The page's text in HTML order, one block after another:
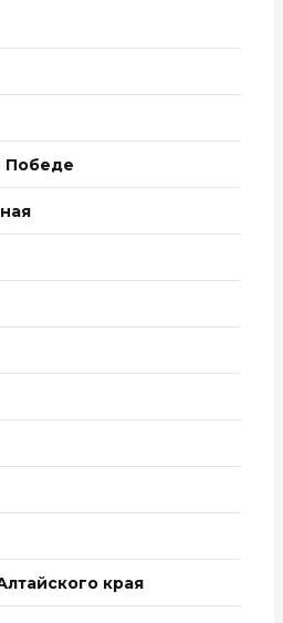
Победе
края